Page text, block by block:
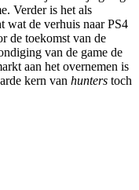
Verder is het als
de verhuis naar PS4
de toekomst van de
van de game de
aan het overnemen is
kern van hunters toch